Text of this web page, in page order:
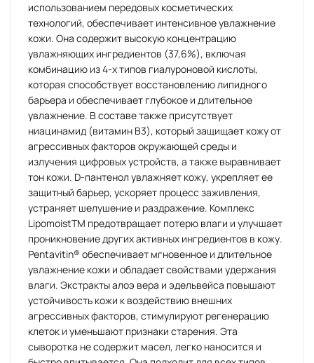
использованием передовых косметических
технологий, обеспечивает интенсивное увлажнение
кожи. Она содержит высокую концентрацию
увлажняющих ингредиентов (37,6%), включая
комбинацию из 4-х типов гиалуроновой кислоты,
которая способствует восстановлению липидного
барьера и обеспечивает глубокое и длительное
увлажнение. В составе также присутствует
ниацинамид (витамин B3), который защищает кожу от
агрессивных факторов окружающей среды и
излучения цифровых устройств, а также выравнивает
тон кожи. D-пантенол увлажняет кожу, укрепляет ее
защитный барьер, ускоряет процесс заживления,
устраняет шелушение и раздражение. Комплекс
LipomoistTM предотвращает потерю влаги и улучшает
проникновение других активных ингредиентов в кожу.
Pentavitin® обеспечивает мгновенное и длительное
увлажнение кожи и обладает свойствами удержания
влаги. Экстракты алоэ вера и эдельвейса повышают
устойчивость кожи к воздействию внешних
агрессивных факторов, стимулируют регенерацию
клеток и уменьшают признаки старения. Эта
сыворотка не содержит масел, легко наносится и